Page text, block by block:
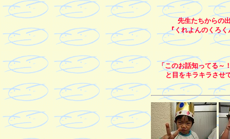
先生たちからの
『くれよんのくろく
「このお話知ってる～
と目をキラキラさせ